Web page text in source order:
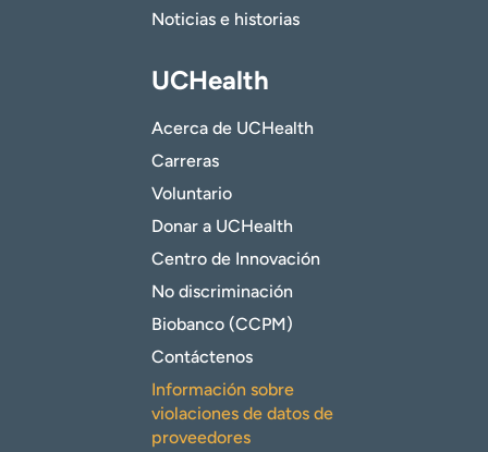
Noticias e historias
UCHealth
Acerca de UCHealth
Carreras
Voluntario
Donar a UCHealth
Centro de Innovación
No discriminación
Biobanco (CCPM)
Contáctenos
Información sobre
violaciones de datos de
proveedores